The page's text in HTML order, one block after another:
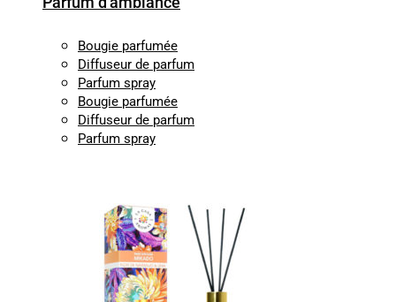
Bougie parfumée
Diffuseur de parfum
Parfum spray
Bougie parfumée
Diffuseur de parfum
Parfum spray